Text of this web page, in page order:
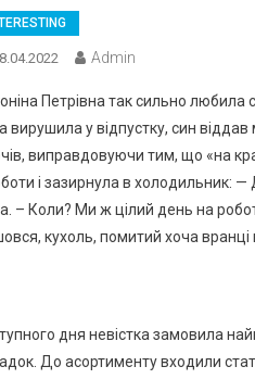
Admin
Петрівна так сильно любила
вирушила у відпустку, син
виправдовуючи тим, що «на
і зазирнула в холодильник:
– Коли? Ми ж цілий день на
кухоль, помитий хоча
дня невістка замовила
До асортименту входили